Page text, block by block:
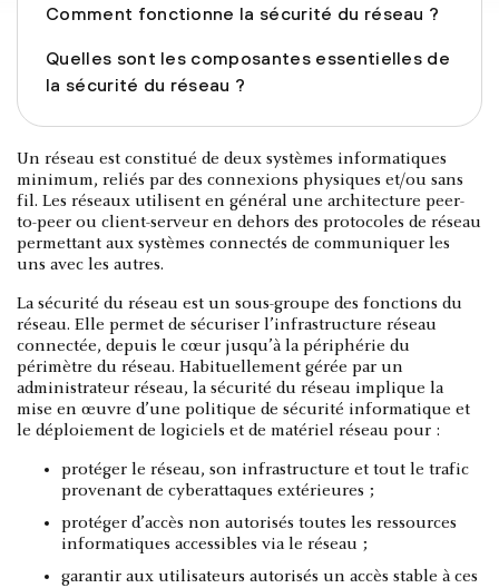
Comment fonctionne la sécurité du réseau ?
Quelles sont les composantes essentielles de
la sécurité du réseau ?
Un réseau est constitué de deux systèmes informatiques
minimum, reliés par des connexions physiques et/ou sans
fil. Les réseaux utilisent en général une architecture peer-
to-peer ou client-serveur en dehors des protocoles de réseau
permettant aux systèmes connectés de communiquer les
uns avec les autres.
La sécurité du réseau est un sous-groupe des fonctions du
réseau. Elle permet de sécuriser l’infrastructure réseau
connectée, depuis le cœur jusqu’à la périphérie du
périmètre du réseau. Habituellement gérée par un
administrateur réseau, la sécurité du réseau implique la
mise en œuvre d’une politique de sécurité informatique et
le déploiement de logiciels et de matériel réseau pour :
protéger le réseau, son infrastructure et tout le trafic
provenant de cyberattaques extérieures ;
protéger d’accès non autorisés toutes les ressources
informatiques accessibles via le réseau ;
garantir aux utilisateurs autorisés un accès stable à ces